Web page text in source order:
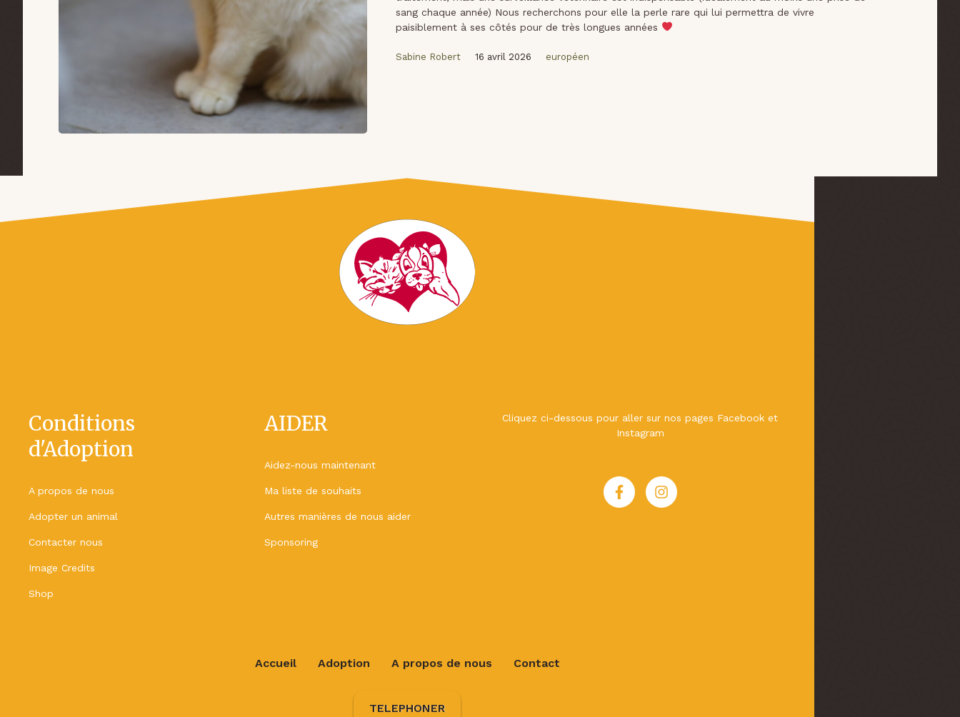
sang chaque année) Nous recherchons pour elle la perle rare qui lui permettra de vivre
paisiblement à ses côtés pour de très longues années
Sabine Robert 16 avril 2026 européen
Conditions
d'Adoption
A propos de nous
Adopter un animal
Contacter nous
Image Credits
Shop
AIDER
Aidez-nous maintenant
Ma liste de souhaits
Autres manières de nous aider
Sponsoring
Cliquez ci-dessous pour aller sur nos pages Facebook et
Instagram
Accueil Adoption A propos de nous Contact
TELEPHONER